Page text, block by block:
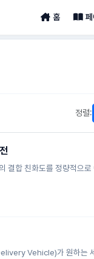
홈 페
정렬:
합 친화도를 정량적으
Vehicle)가 원하는